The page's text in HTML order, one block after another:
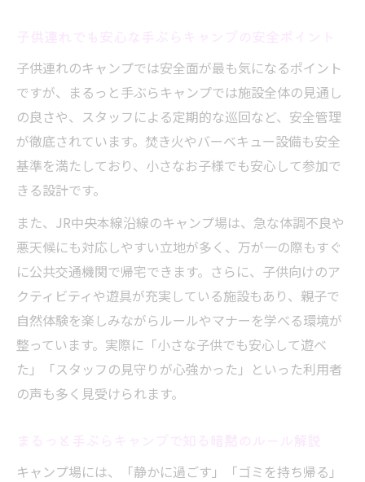
子供連れのキャンプでは安全面が最も気になるポイント
ですが、まるっと手ぶらキャンプでは施設全体の見通し
の良さや、スタッフによる定期的な巡回など、安全管理
が徹底されています。焚き火やバーベキュー設備も安全
基準を満たしており、小さなお子様でも安心して参加で
きる設計です。
また、JR中央本線沿線のキャンプ場は、急な体調不良や
悪天候にも対応しやすい立地が多く、万が一の際もすぐ
に公共交通機関で帰宅できます。さらに、子供向けのア
クティビティや遊具が充実している施設もあり、親子で
自然体験を楽しみながらルールやマナーを学べる環境が
整っています。実際に「小さな子供でも安心して遊べ
た」「スタッフの見守りが心強かった」といった利用者
の声も多く見受けられます。
キャンプ場には、「静かに過ごす」「ゴミを持ち帰る」